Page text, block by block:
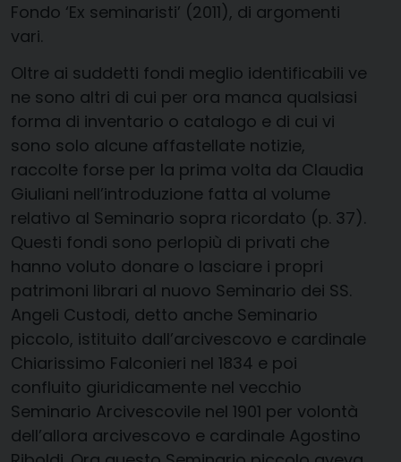
Fondo ‘Ex seminaristi’ (2011), di argomenti
vari.
Oltre ai suddetti fondi meglio identificabili ve
ne sono altri di cui per ora manca qualsiasi
forma di inventario o catalogo e di cui vi
sono solo alcune affastellate notizie,
raccolte forse per la prima volta da Claudia
Giuliani nell’introduzione fatta al volume
relativo al Seminario sopra ricordato (p. 37).
Questi fondi sono perlopiù di privati che
hanno voluto donare o lasciare i propri
patrimoni librari al nuovo Seminario dei SS.
Angeli Custodi, detto anche Seminario
piccolo, istituito dall’arcivescovo e cardinale
Chiarissimo Falconieri nel 1834 e poi
confluito giuridicamente nel vecchio
Seminario Arcivescovile nel 1901 per volontà
dell’allora arcivescovo e cardinale Agostino